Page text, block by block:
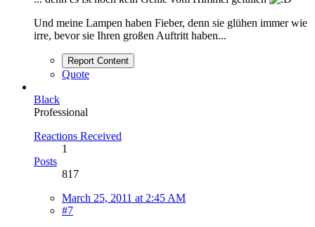
Und meine Lampen haben Fieber, denn sie glühen immer wie
irre, bevor sie Ihren großen Auftritt haben...
Report Content
Quote
Black
Professional
Reactions Received
1
Posts
817
March 25, 2011 at 2:45 AM
#7